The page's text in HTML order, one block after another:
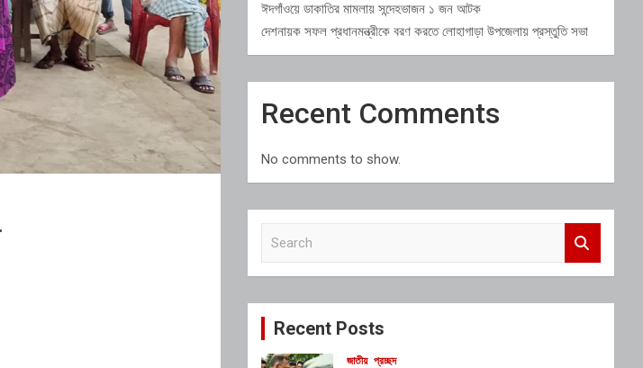
ঈদগাঁওয়ে ডাকাতির মামলায় সন্দেহভাজন ১ জন আটক
দেশনায়ক সফল প্রধানমন্ত্রীকে বরণ করতে লোহাগাড়া উপজেলায় প্রস্তুতি সভা
Recent Comments
No comments to show.
c
Recent Posts
জাতীয় প্রচ্ছদ